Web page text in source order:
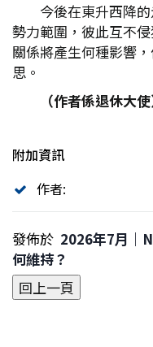
今後在東升西降
勢力範圍，彼此互不
關係將產生何種影響
思。
（作者係退休大使
附加資訊
作者:
發佈於 2026年7月｜
何維持？